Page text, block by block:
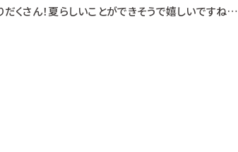
さん！夏らしいことができそうで嬉しいですね♪
い！